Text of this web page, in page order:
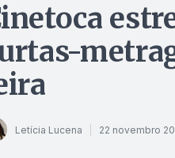
Letícia Lucena 22 novembro